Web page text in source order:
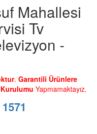
Mahallesi
Tv
-
. Garantili Ürünlere
Yapmamaktayız.